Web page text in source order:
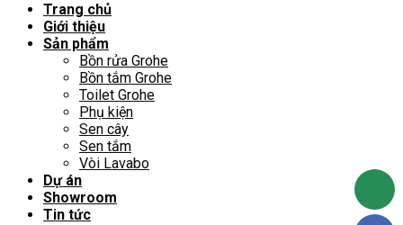
Trang chủ
Giới thiệu
Sản phẩm
Bồn rửa Grohe
Bồn tắm Grohe
Toilet Grohe
Phụ kiện
Sen cây
Sen tắm
Vòi Lavabo
Dự án
Showroom
Tin tức